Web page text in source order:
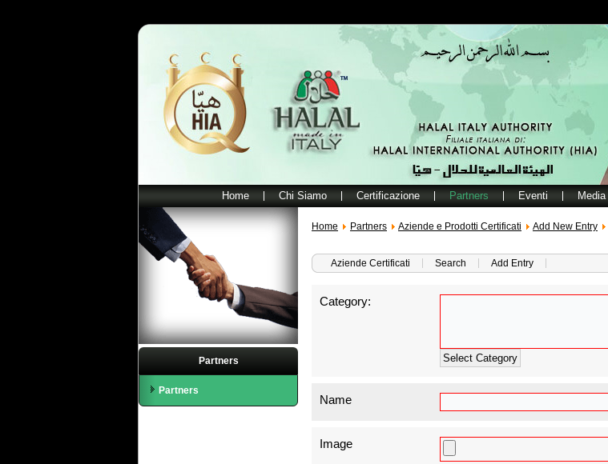
Home Chi Siamo Certificazione Partners Eventi Media
Partners
Partners
Home Partners Aziende e Prodotti Certificati Add New Entry
Aziende Certificati Search Add Entry
Category:
Select Category
Name
Image